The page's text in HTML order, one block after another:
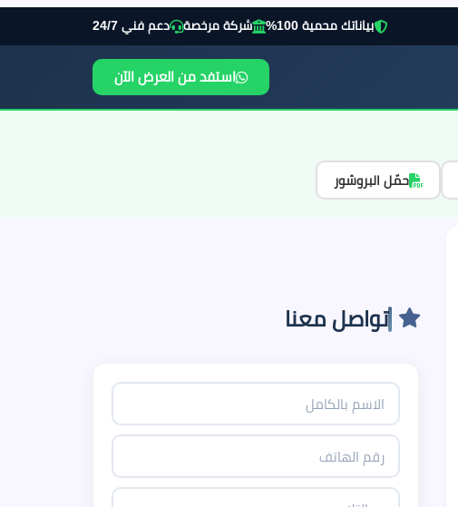
بياناتك محمية 100% شركة مرخصة دعم فني 24/7
استفد من العرض الآن
حمّل البروشور
تواصل معنا